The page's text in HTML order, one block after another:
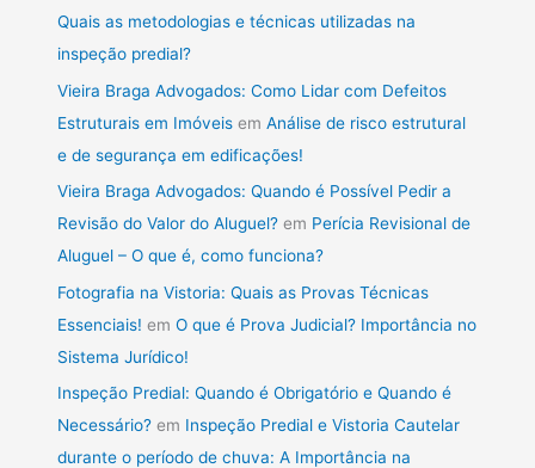
Quais as metodologias e técnicas utilizadas na
inspeção predial?
Vieira Braga Advogados: Como Lidar com Defeitos
Estruturais em Imóveis emAnálise de risco estrutural
e de segurança em edificações!
Vieira Braga Advogados: Quando é Possível Pedir a
Revisão do Valor do Aluguel? em Perícia Revisional de
Aluguel – O que é, como funciona?
Fotografia na Vistoria: Quais as Provas Técnicas
Essenciais! emO que é Prova Judicial? Importância no
Sistema Jurídico!
Inspeção Predial: Quando é Obrigatório e Quando é
Necessário? em Inspeção Predial e Vistoria Cautelar
durante o período de chuva: A Importância na